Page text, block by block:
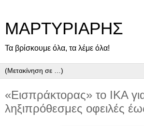
ΜΑΡΤΥΡΙΑΡΗΣ
Τα βρίσκουμε όλα, τα λέμε όλα!
«Εισπράκτορας» το ΙΚΑ
ληξιπρόθεσμες οφειλές